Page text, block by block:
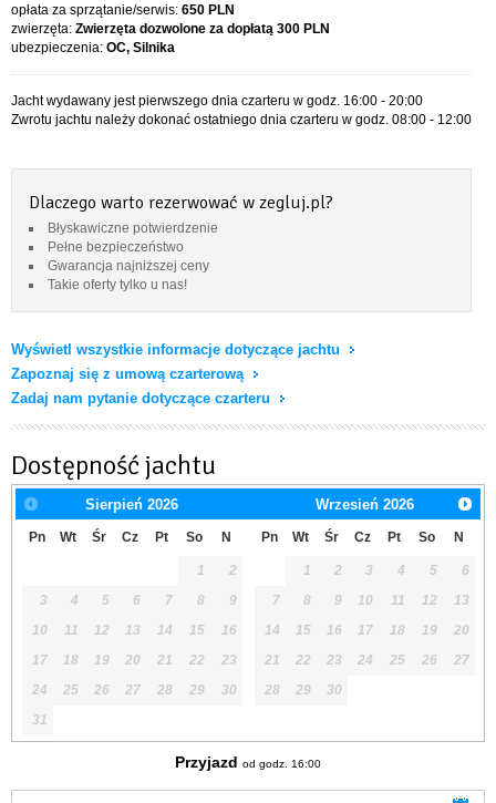
opłata za sprzątanie/serwis: 650 PLN
zwierzęta: Zwierzęta dozwolone za dopłatą 300 PLN
ubezpieczenia: OC, Silnika
Jacht wydawany jest pierwszego dnia czarteru w godz. 16:00 - 20:00
Zwrotu jachtu należy dokonać ostatniego dnia czarteru w godz. 08:00 - 12:00
Dlaczego warto rezerwować w zegluj.pl?
Błyskawiczne potwierdzenie
Pełne bezpieczeństwo
Gwarancja najniższej ceny
Takie oferty tylko u nas!
Wyświetl wszystkie informacje dotyczące jachtu
Zapoznaj się z umową czarterową
Zadaj nam pytanie dotyczące czarteru
Dostępność jachtu
Sierpień 2026
Pn Wt Śr Cz Pt So N
1
2
3
4 5 6 7 8
9
10
11 12 13 14 15
16
17
18 19 20 21 22
23
24
25 26 27 28 29
30
31
Wrzesień 2026
Pn Wt Śr Cz Pt So N
1 2 3 4 5
6
7
8 9 10 11 12
13
14
15 16 17 18 19
20
21
22 23 24 25 26
27
28
29 30
Przyjazd od godz. 16:00